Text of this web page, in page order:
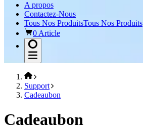
A propos
Contactez-Nous
Tous Nos ProduitsTous Nos Produits
0 Article
Support
Cadeaubon
Cadeaubon